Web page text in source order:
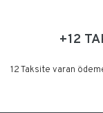
+12
12 Taksite varan